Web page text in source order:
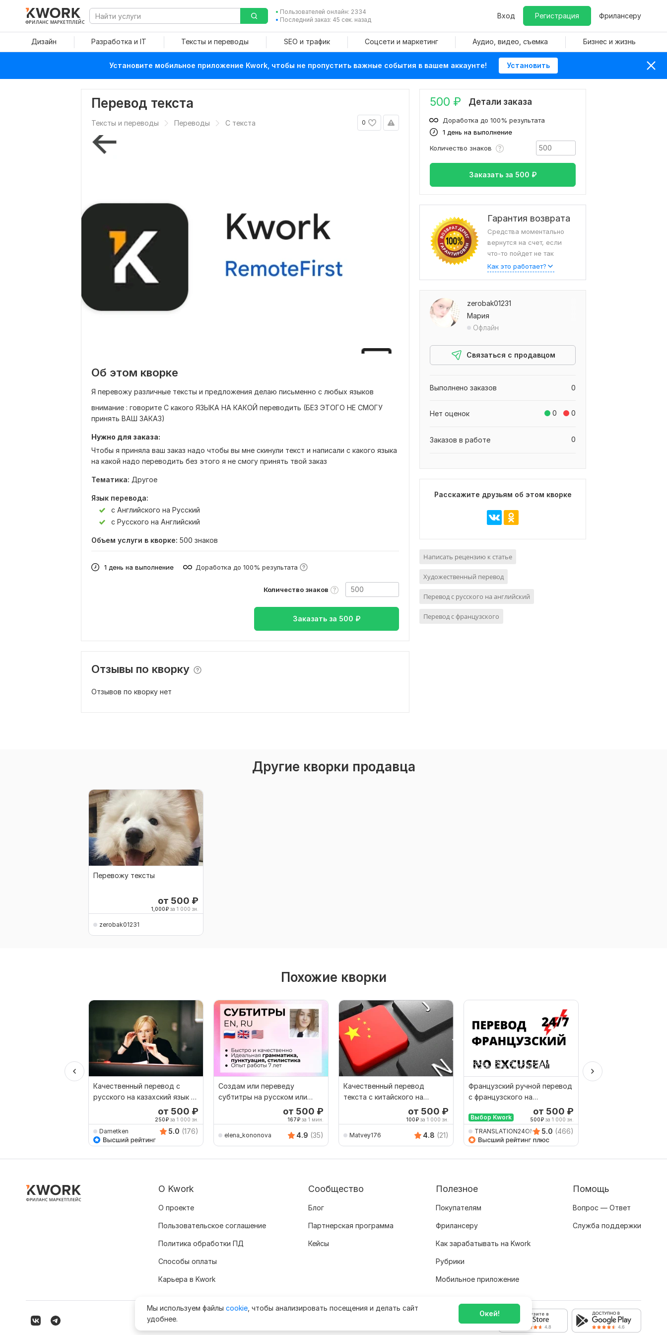
ФРИЛАНС МАРКЕТПЛЕЙС
Пользователей онлайн: 2334
Последний заказ: 45 сек. назад
Вход Регистрация Фрилансеру
Дизайн Разработка и IT Тексты и переводы SEO и трафик Соцсети и маркетинг Аудио, видео, съемка Бизнес и жизнь
Установите мобильное приложение Kwork, чтобы не пропустить важные события в вашем аккаунте! Установить
Перевод текста
0
Тексты и переводы Переводы С текста
Об этом кворке
Я перевожу различные тексты и предложения делаю письменно с любых языков
внимание : говорите С какого ЯЗЫКА НА КАКОЙ переводить (БЕЗ ЭТОГО НЕ СМОГУ
принять ВАШ ЗАКАЗ)
Нужно для заказа:
Чтобы я приняла ваш заказ надо чтобы вы мне скинули текст и написали с какого языка
на какой надо переводить без этого я не смогу принять твой заказ
Тематика: Другое
Язык перевода:
с Английского на Русский
с Русского на Английский
Объем услуги в кворке: 500 знаков
1 день на выполнение Доработка до 100% результата
Количество знаков
Заказать за 500 ₽
Отзывы по кворку
Отзывов по кворку нет
500 ₽ Детали заказа
1 день на выполнение
Доработка до 100% результата
Количество знаков
Заказать за 500 ₽
Гарантия возврата
Средства моментально
вернутся на счет, если
что-то пойдет не так
Как это работает?
zerobak01231
Мария
Офлайн
Связаться с продавцом
0
Выполнено заказов
0 0
Нет оценок
0
Заказов в работе
Расскажите друзьям об этом кворке
Написать рецензию к статье
Художественный перевод
Перевод с русского на английский
Перевод с французского
Другие кворки продавца
Перевожу тексты
от 500 ₽
1,000₽ за 1 000 зн.
zerobak01231
Похожие кворки
Качественный перевод с
русского на казахский язык и
от 500 ₽
250₽ за 1 000 зн.
Dametken 5.0 (176)
Создам или переведу
субтитры на русском или
от 500 ₽
167₽ за 1 мин.
elena_kononova 4.9 (35)
Качественный перевод
текста с китайского на
русский и наоборотот 500 ₽
100₽ за 1 000 зн.
Matvey176 4.8 (21)
Французский ручной перевод
с французского на
Выбор Kwork
от 500 ₽
500₽ за 1 000 зн.
TRANSLATION24ON7 5.0 (466)
Мы используем файлы cookie , чтобы анализировать посещения и делать сайт
удобнее.
Окей!
О Kwork
О проекте
Пользовательское соглашение
Политика обработки ПД
Способы оплаты
Карьера в Kwork
Сообщество
Блог
Партнерская программа
Кейсы
Полезное
Покупателям
Фрилансеру
Как зарабатывать на Kwork
Рубрики
Мобильное приложение
Помощь
Вопрос — Ответ
Служба поддержки